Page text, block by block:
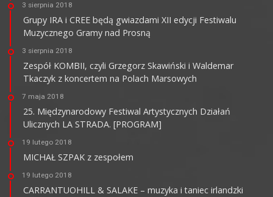
3 sierpnia 2018
Grupy IRA i CREE będą gwiazdami XII edycji Festiwalu
Muzycznego Gramy nad Prosną
3 sierpnia 2018
Zespół KOMBII, czyli Grzegorz Skawiński i Waldemar
Tkaczyk z koncertem na Polach Marsowych
7 maja 2018
25. Międzynarodowy Festiwal Artystycznych Działań
Ulicznych LA STRADA. [PROGRAM]
19 lutego 2018
MICHAŁ SZPAK z zespołem
19 lutego 2018
CARRANTUOHILL & SALAKE – muzyka i taniec irlandzki